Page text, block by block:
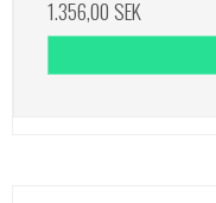
1.356,00 SEK